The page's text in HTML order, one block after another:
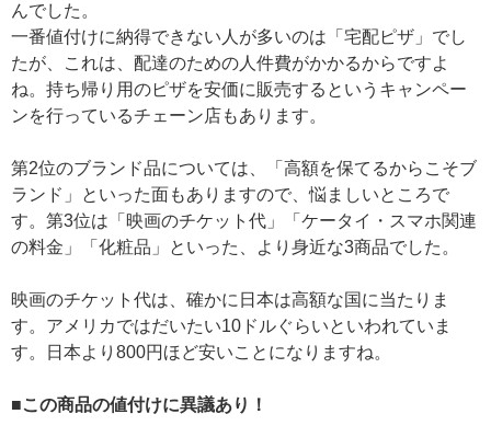
んでした。
一番値付けに納得できない人が多いのは「宅配ピザ」でし
たが、これは、配達のための人件費がかかるからですよ
ね。持ち帰り用のピザを安価に販売するというキャンペー
ンを行っているチェーン店もあります。
第2位のブランド品については、「高額を保てるからこそブ
ランド」といった面もありますので、悩ましいところで
す。第3位は「映画のチケット代」「ケータイ・スマホ関連
の料金」「化粧品」といった、より身近な3商品でした。
映画のチケット代は、確かに日本は高額な国に当たりま
す。アメリカではだいたい10ドルぐらいといわれていま
す。日本より800円ほど安いことになりますね。
■この商品の値付けに異議あり！